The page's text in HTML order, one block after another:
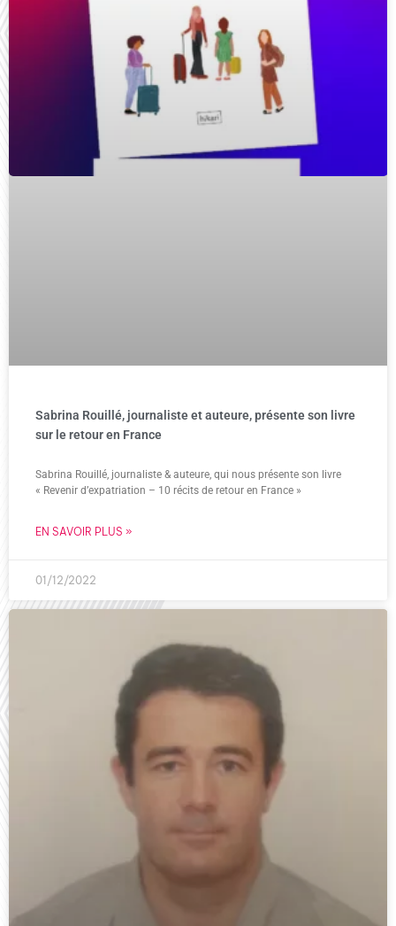
Sabrina Rouillé, journaliste et auteure, présente son livre
sur le retour en France
Sabrina Rouillé, journaliste & auteure, qui nous présente son livre
« Revenir d’expatriation – 10 récits de retour en France »
EN SAVOIR PLUS »
01/12/2022